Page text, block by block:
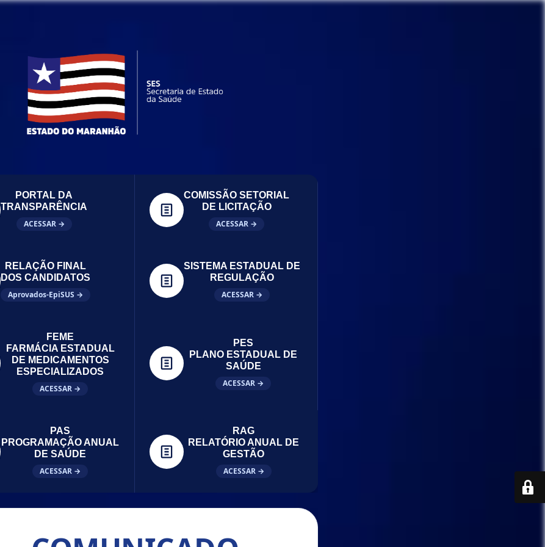
PORTAL DA
TRANSPARÊNCIA
ACESSAR →
COMISSÃO SETORIAL
DE LICITAÇÃO
ACESSAR →
RELAÇÃO FINAL
DOS CANDIDATOS
Aprovados-EpiSUS →
SISTEMA ESTADUAL DE
REGULAÇÃO
ACESSAR →
FEME
FARMÁCIA ESTADUAL
DE MEDICAMENTOS
ESPECIALIZADOS
ACESSAR →
PES
PLANO ESTADUAL DE
SAÚDE
ACESSAR →
PAS
PROGRAMAÇÃO ANUAL
DE SAÚDE
ACESSAR →
RAG
RELATÓRIO ANUAL DE
GESTÃO
ACESSAR →